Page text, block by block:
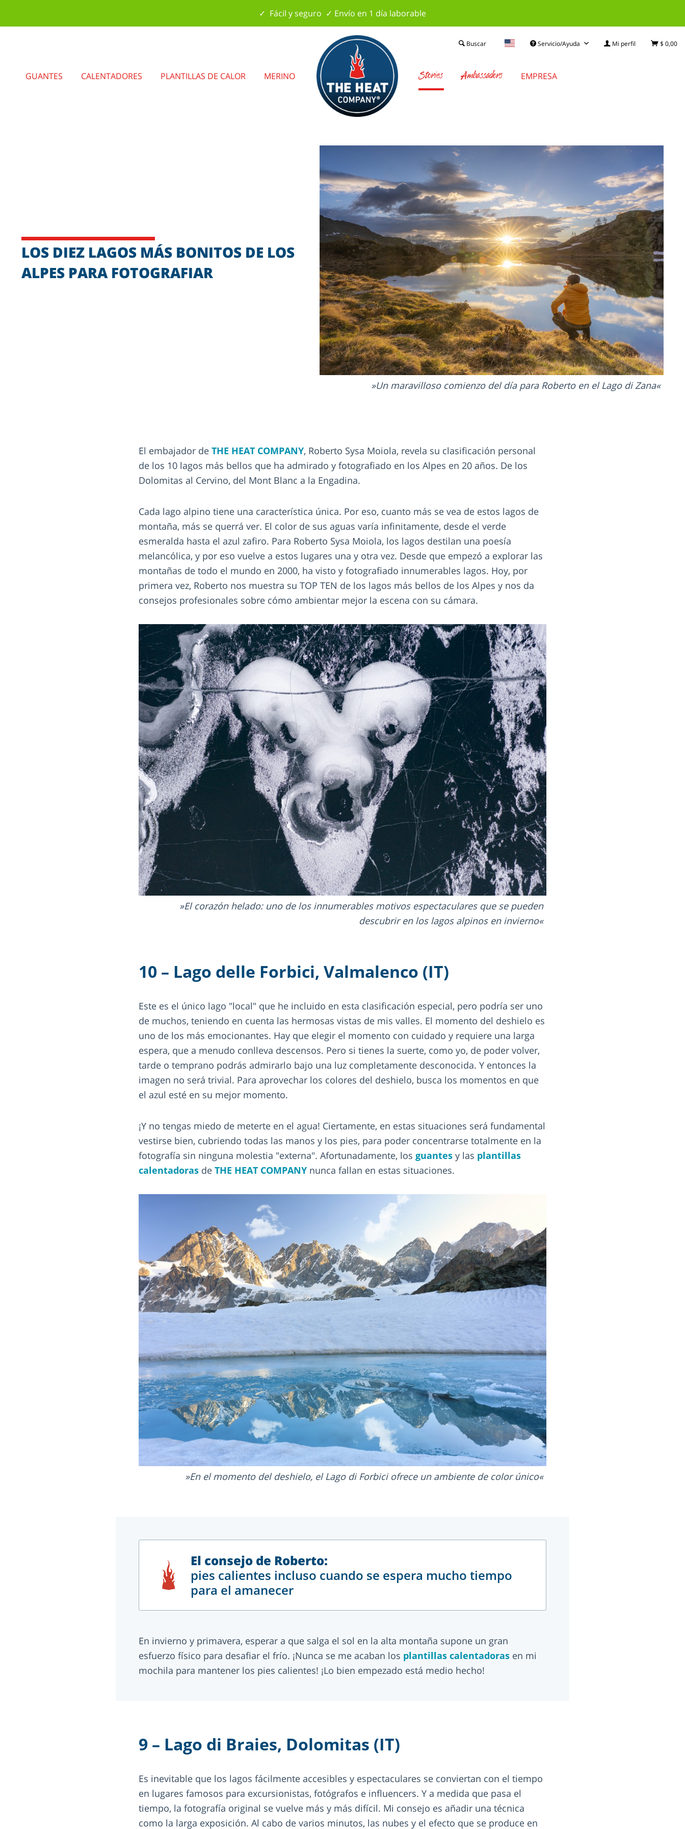
✓ Fácil y seguro ✓ Envío en 1 día laborable
Servicio/Ayuda Mi perfil $ 0,00
Buscar
GUANTES CALENTADORES PLANTILLAS DE CALOR MERINO Stories Ambassadors EMPRESA
LOS DIEZ LAGOS MÁS BONITOS DE LOS
ALPES PARA FOTOGRAFIAR
Un maravilloso comienzo del día para Roberto en el Lago di Zana
El embajador de THE HEAT COMPANY, Roberto Sysa Moiola, revela su clasificación personal
de los 10 lagos más bellos que ha admirado y fotografiado en los Alpes en 20 años. De los
Dolomitas al Cervino, del Mont Blanc a la Engadina.
Cada lago alpino tiene una característica única. Por eso, cuanto más se vea de estos lagos de
montaña, más se querrá ver. El color de sus aguas varía infinitamente, desde el verde
esmeralda hasta el azul zafiro. Para Roberto Sysa Moiola, los lagos destilan una poesía
melancólica, y por eso vuelve a estos lugares una y otra vez. Desde que empezó a explorar las
montañas de todo el mundo en 2000, ha visto y fotografiado innumerables lagos. Hoy, por
primera vez, Roberto nos muestra su TOP TEN de los lagos más bellos de los Alpes y nos da
consejos profesionales sobre cómo ambientar mejor la escena con su cámara.
El corazón helado: uno de los innumerables motivos espectaculares que se pueden
descubrir en los lagos alpinos en invierno
10 – Lago delle Forbici, Valmalenco (IT)
Este es el único lago "local" que he incluido en esta clasificación especial, pero podría ser uno
de muchos, teniendo en cuenta las hermosas vistas de mis valles. El momento del deshielo es
uno de los más emocionantes. Hay que elegir el momento con cuidado y requiere una larga
espera, que a menudo conlleva descensos. Pero si tienes la suerte, como yo, de poder volver,
tarde o temprano podrás admirarlo bajo una luz completamente desconocida. Y entonces la
imagen no será trivial. Para aprovechar los colores del deshielo, busca los momentos en que
el azul esté en su mejor momento.
¡Y no tengas miedo de meterte en el agua! Ciertamente, en estas situaciones será fundamental
vestirse bien, cubriendo todas las manos y los pies, para poder concentrarse totalmente en la
fotografía sin ninguna molestia "externa". Afortunadamente, los guantes y las plantillas
calentadoras de THE HEAT COMPANY nunca fallan en estas situaciones.
En el momento del deshielo, el Lago di Forbici ofrece un ambiente de color único
El consejo de Roberto:
pies calientes incluso cuando se espera mucho tiempo
para el amanecer
En invierno y primavera, esperar a que salga el sol en la alta montaña supone un gran
esfuerzo físico para desafiar el frío. ¡Nunca se me acaban los plantillas calentadoras en mi
mochila para mantener los pies calientes! ¡Lo bien empezado está medio hecho!
9 – Lago di Braies, Dolomitas (IT)
Es inevitable que los lagos fácilmente accesibles y espectaculares se conviertan con el tiempo
en lugares famosos para excursionistas, fotógrafos e influencers. Y a medida que pasa el
tiempo, la fotografía original se vuelve más y más difícil. Mi consejo es añadir una técnica
como la larga exposición. Al cabo de varios minutos, las nubes y el efecto que se produce en